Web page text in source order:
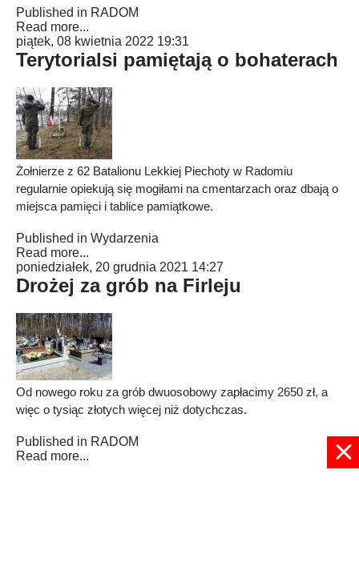
Published in RADOM
Read more...
piątek, 08 kwietnia 2022 19:31
Terytorialsi pamiętają o bohaterach
Żołnierze z 62 Batalionu Lekkiej Piechoty w Radomiu
regularnie opiekują się mogiłami na cmentarzach oraz dbają o
miejsca pamięci i tablice pamiątkowe.
Published in Wydarzenia
Read more...
poniedziałek, 20 grudnia 2021 14:27
Drożej za grób na Firleju
Od nowego roku za grób dwuosobowy zapłacimy 2650 zł, a
więc o tysiąc złotych więcej niż dotychczas.
Published in RADOM
Read more...